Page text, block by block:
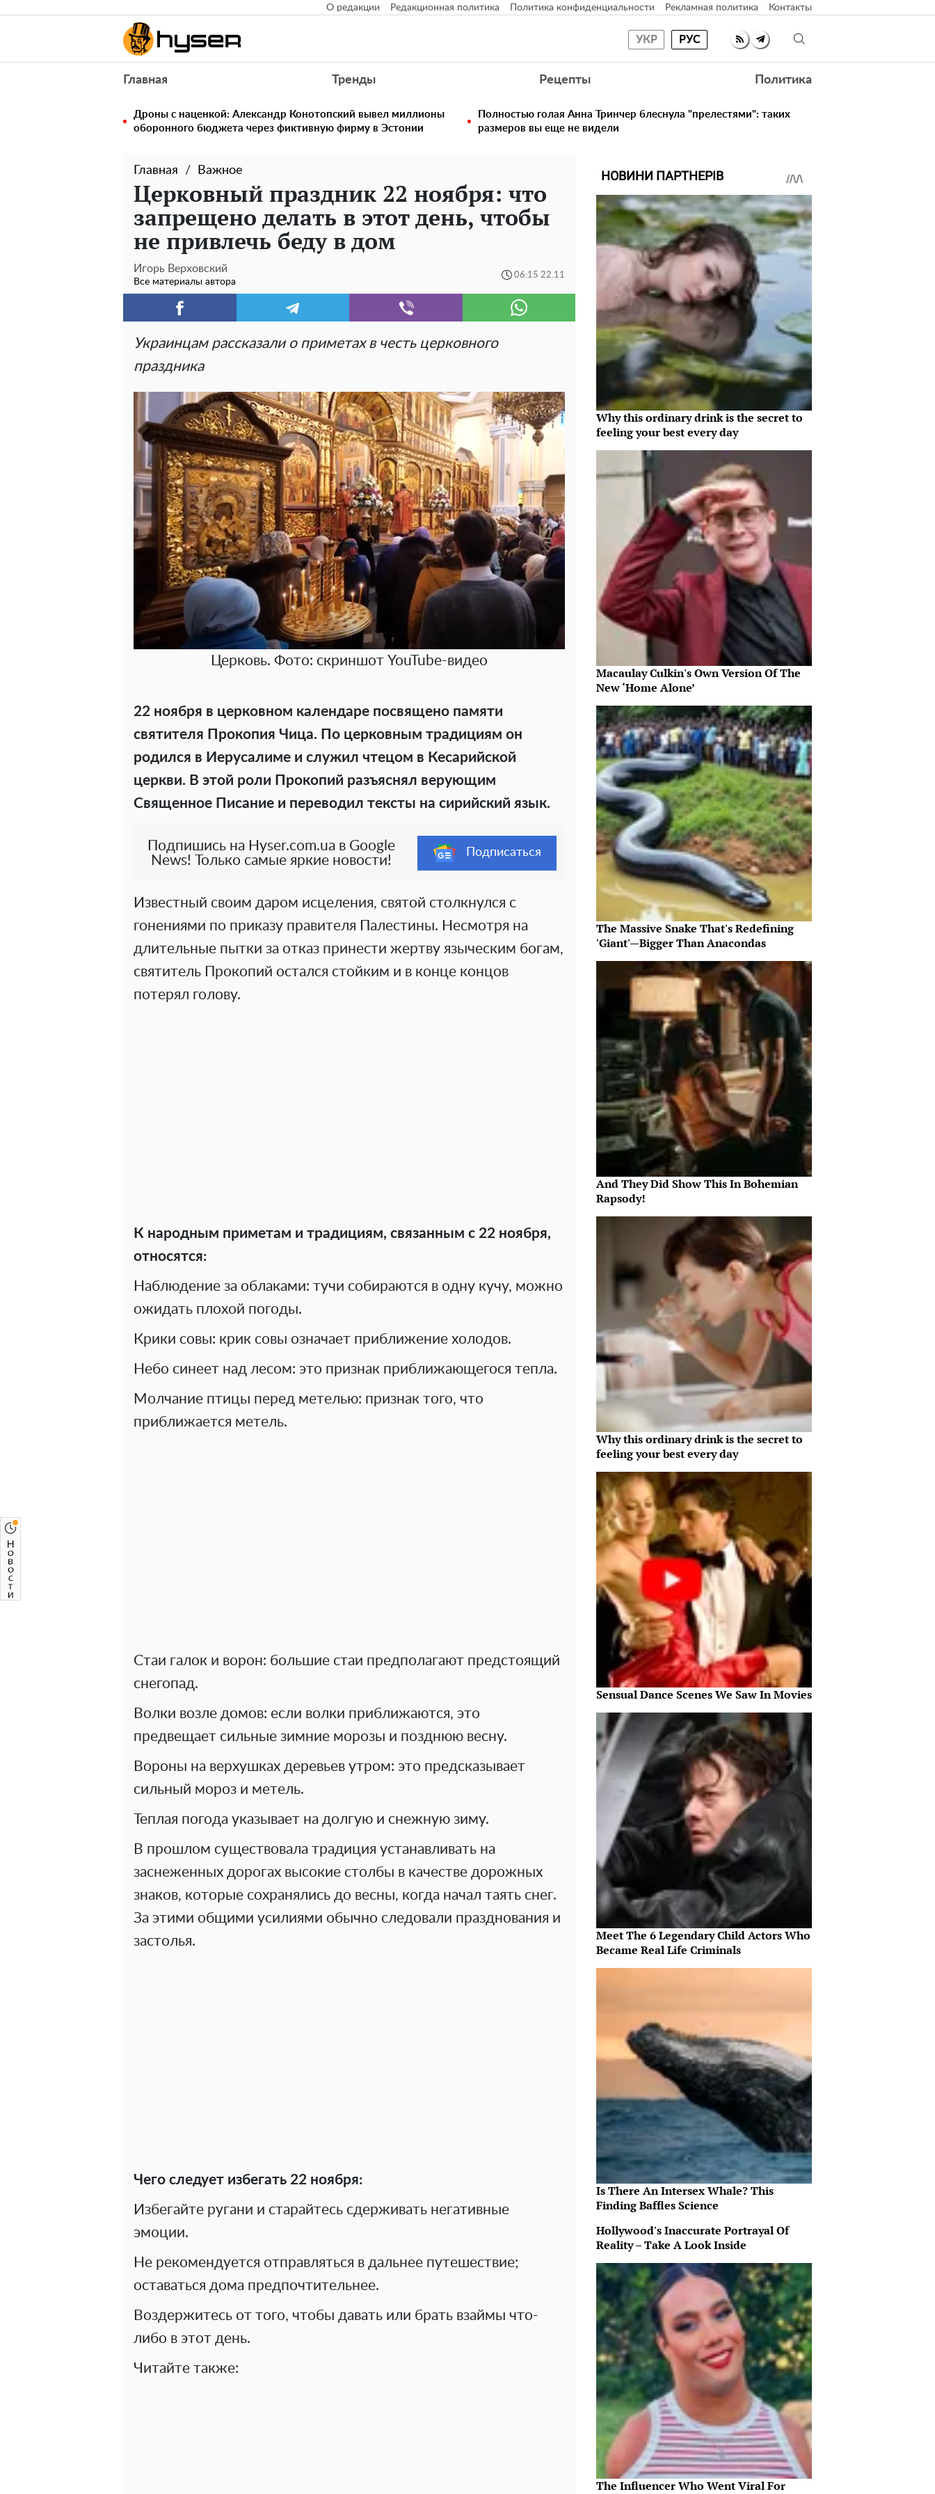
О редакции Редакционная политика Политика конфиденциальности Рекламная политика Контакты
УКР РУС
Главная Тренды Рецепты Политика
Дроны с наценкой: Александр Конотопский вывел миллионы
оборонного бюджета через фиктивную фирму в Эстонии
Полностью голая Анна Тринчер блеснула "прелестями": таких
размеров вы еще не видели
Главная Важное
Церковный праздник 22 ноября: что
запрещено делать в этот день, чтобы
не привлечь беду в дом
Игорь Верховский
Все материалы автора
06:15 22.11
Украинцам рассказали о приметах в честь церковного
праздника
Церковь. Фото: скриншот YouTube-видео
22 ноября в церковном календаре посвящено памяти
святителя Прокопия Чица. По церковным традициям он
родился в Иерусалиме и служил чтецом в Кесарийской
церкви. В этой роли Прокопий разъяснял верующим
Священное Писание и переводил тексты на сирийский язык.
Подпишись на Hyser.com.ua в Google
News! Только самые яркие новости!
Подписаться
Известный своим даром исцеления, святой столкнулся с
гонениями по приказу правителя Палестины. Несмотря на
длительные пытки за отказ принести жертву языческим богам,
святитель Прокопий остался стойким и в конце концов
потерял голову.
К народным приметам и традициям, связанным с 22 ноября,
относятся:
Наблюдение за облаками: тучи собираются в одну кучу, можно
ожидать плохой погоды.
Крики совы: крик совы означает приближение холодов.
Небо синеет над лесом: это признак приближающегося тепла.
Молчание птицы перед метелью: признак того, что
приближается метель.
Стаи галок и ворон: большие стаи предполагают предстоящий
снегопад.
Волки возле домов: если волки приближаются, это
предвещает сильные зимние морозы и позднюю весну.
Вороны на верхушках деревьев утром: это предсказывает
сильный мороз и метель.
Теплая погода указывает на долгую и снежную зиму.
В прошлом существовала традиция устанавливать на
заснеженных дорогах высокие столбы в качестве дорожных
знаков, которые сохранялись до весны, когда начал таять снег.
За этими общими усилиями обычно следовали празднования и
застолья.
Чего следует избегать 22 ноября:
Избегайте ругани и старайтесь сдерживать негативные
эмоции.
Не рекомендуется отправляться в дальнее путешествие;
оставаться дома предпочтительнее.
Воздержитесь от того, чтобы давать или брать взаймы что-
либо в этот день.
Читайте также:
НОВИНИ ПАРТНЕРІВ
Why this ordinary drink is the secret to
feeling your best every day
Macaulay Culkin's Own Version Of The
New ‘Home Alone’
The Massive Snake That's Redefining
'Giant'—Bigger Than Anacondas
And They Did Show This In Bohemian
Rapsody!
Why this ordinary drink is the secret to
feeling your best every day
Sensual Dance Scenes We Saw In Movies
Meet The 6 Legendary Child Actors Who
Became Real Life Criminals
Is There An Intersex Whale? This
Finding Baffles Science
Hollywood's Inaccurate Portrayal Of
Reality – Take A Look Inside
The Influencer Who Went Viral For